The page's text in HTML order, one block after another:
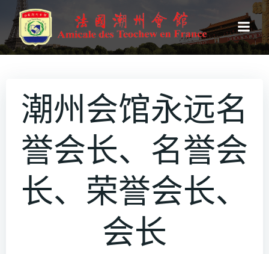
转
到
内
潮州会馆永远名
誉会长、名誉会
长、荣誉会长、
会长